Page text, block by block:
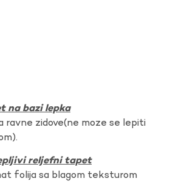
na bazi lepka
ravne zidove(ne moze se lepiti
reljefni tapet
folija sa blagom teksturom